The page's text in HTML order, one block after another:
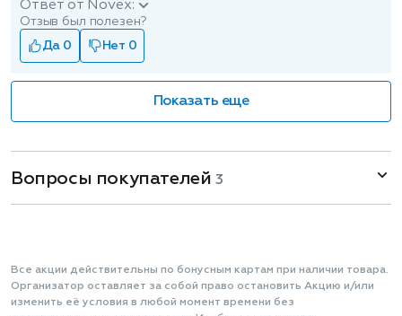
Ответ от Novex:
Отзыв был полезен?
Да 0
Нет 0
Показать еще
Вопросы покупателей 3
Все акции действительны по бонусным картам при наличии товара.
Организатор оставляет за собой право остановить Акцию и/или
изменить её условия в любой момент времени без